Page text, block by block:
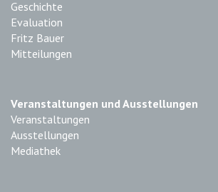
Geschichte
Evaluation
Fritz Bauer
Mitteilungen
Veranstaltungen und Ausstellungen
Veranstaltungen
Ausstellungen
Mediathek